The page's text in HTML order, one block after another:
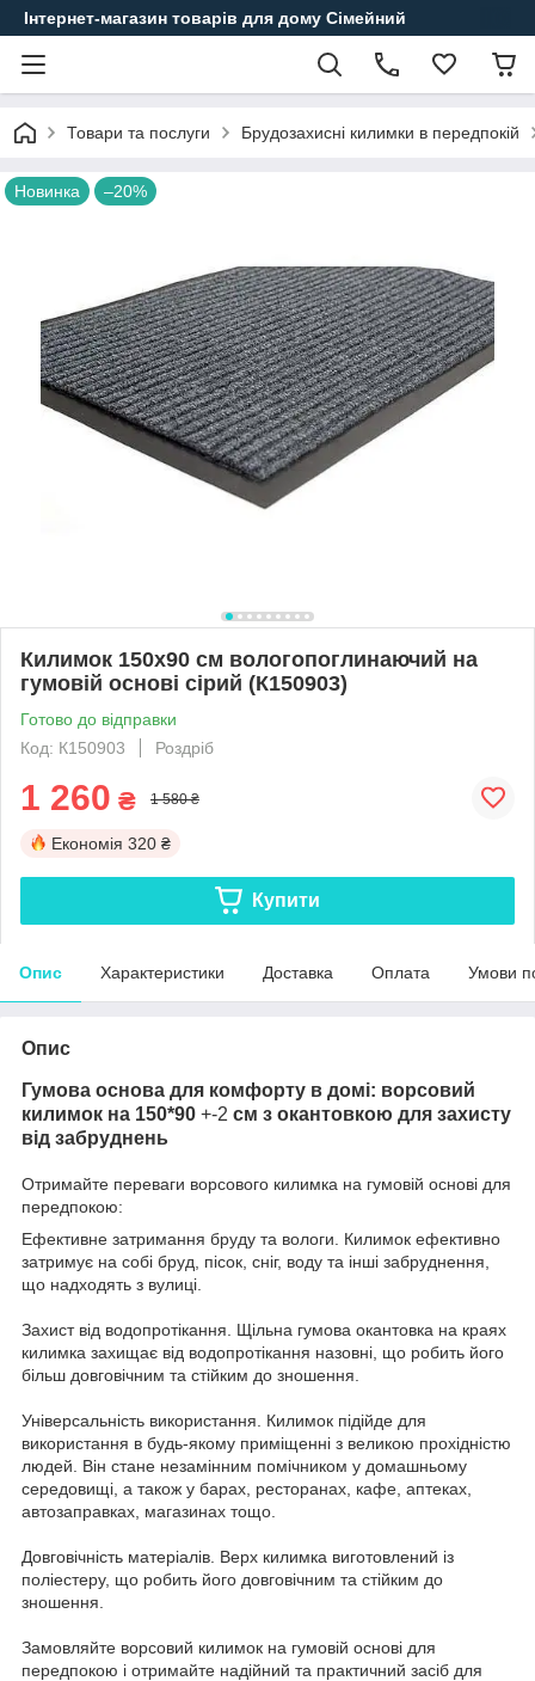
Інтернет-магазин товарів для дому Сімейний
Товари та послуги Брудозахисні килимки в передпокій
Новинка –20%
Килимок 150х90 см вологопоглинаючий на
гумовій основі сірий (К150903)
Готово до відправки
Код: К150903
Роздріб
1 260 ₴ 1 580 ₴
Економія 320 ₴
Купити
Опис Характеристики Доставка Оплата Умови
Опис
Гумова основа для комфорту в домі: ворсовий
килимок на 150*90 +-2 см з окантовкою для захисту
від забруднень
Отримайте переваги ворсового килимка на гумовій основі для
передпокою:
Ефективне затримання бруду та вологи. Килимок ефективно
затримує на собі бруд, пісок, сніг, воду та інші забруднення,
що надходять з вулиці.
Захист від водопротікання. Щільна гумова окантовка на краях
килимка захищає від водопротікання назовні, що робить його
більш довговічним та стійким до зношення.
Універсальність використання. Килимок підійде для
використання в будь-якому приміщенні з великою прохідністю
людей. Він стане незамінним помічником у домашньому
середовищі, а також у барах, ресторанах, кафе, аптеках,
автозаправках, магазинах тощо.
Довговічність матеріалів. Верх килимка виготовлений із
поліестеру, що робить його довговічним та стійким до
зношення.
Замовляйте ворсовий килимок на гумовій основі для
передпокою і отримайте надійний та практичний засіб для